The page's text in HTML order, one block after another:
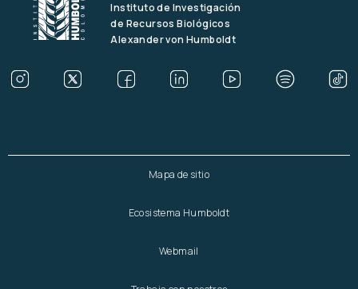
Instituto de Investigación
de Recursos Biológicos
Alexander von Humboldt
Mapa de sitio
Ecosistema Humboldt
Webmail